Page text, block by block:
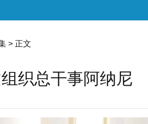
> 正文
织总干事阿纳尼